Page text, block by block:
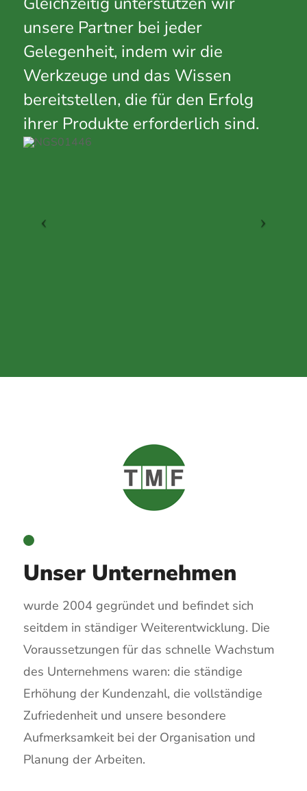
unsere Partner bei jeder
Gelegenheit, indem wir die
Werkzeuge und das Wissen
bereitstellen, die für den Erfolg
ihrer Produkte erforderlich sind.
Unser Unternehmen
wurde 2004 gegründet und befindet sich
seitdem in ständiger Weiterentwicklung. Die
Voraussetzungen für das schnelle Wachstum
des Unternehmens waren: die ständige
Erhöhung der Kundenzahl, die vollständige
Zufriedenheit und unsere besondere
Aufmerksamkeit bei der Organisation und
Planung der Arbeiten.